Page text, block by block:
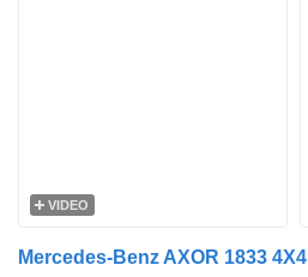
VIDEO
Mercedes-Benz AXOR 1833 4X4